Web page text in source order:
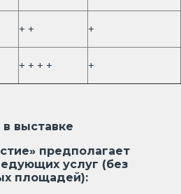
+ + +
+ + + + +
выставке
предполагает
услуг (без
площадей):